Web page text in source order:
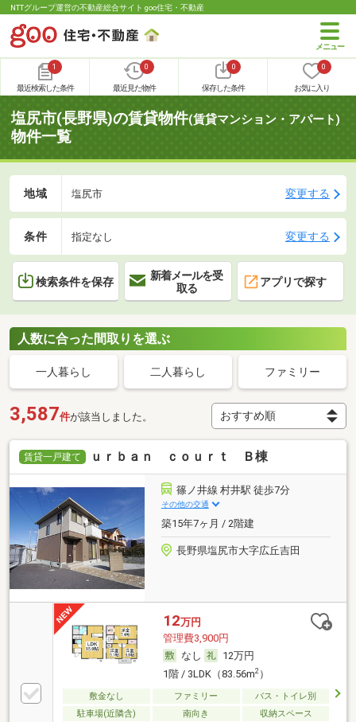
NTTグループ運営の不動産総合サイト goo住宅・不動産
1
最近検索した条件
0
最近見た物件
0
保存した条件
0
お気に入り
塩尻市(長野県)の賃貸物件(賃貸マンション・アパート)
物件一覧
地域 塩尻市 変更する
条件 指定なし 変更する
検索条件を保存
新着メールを受
取る
アプリで探す
人数に合った間取りを選ぶ
一人暮らし 二人暮らし ファミリー
3,587件が該当しました。
賃貸一戸建て ｕｒｂａｎ ｃｏｕｒｔ Ｂ棟
篠ノ井線 村井駅 徒歩7分
その他の交通
築15年7ヶ月 / 2階建
長野県塩尻市大字広丘吉田
12万円
管理費3,900円
なし
12万円
1階 / 3LDK（83.56m2）
敷金なし ファミリー
バス・トイレ別
駐車場(近隣含)
南向き 収納スペース